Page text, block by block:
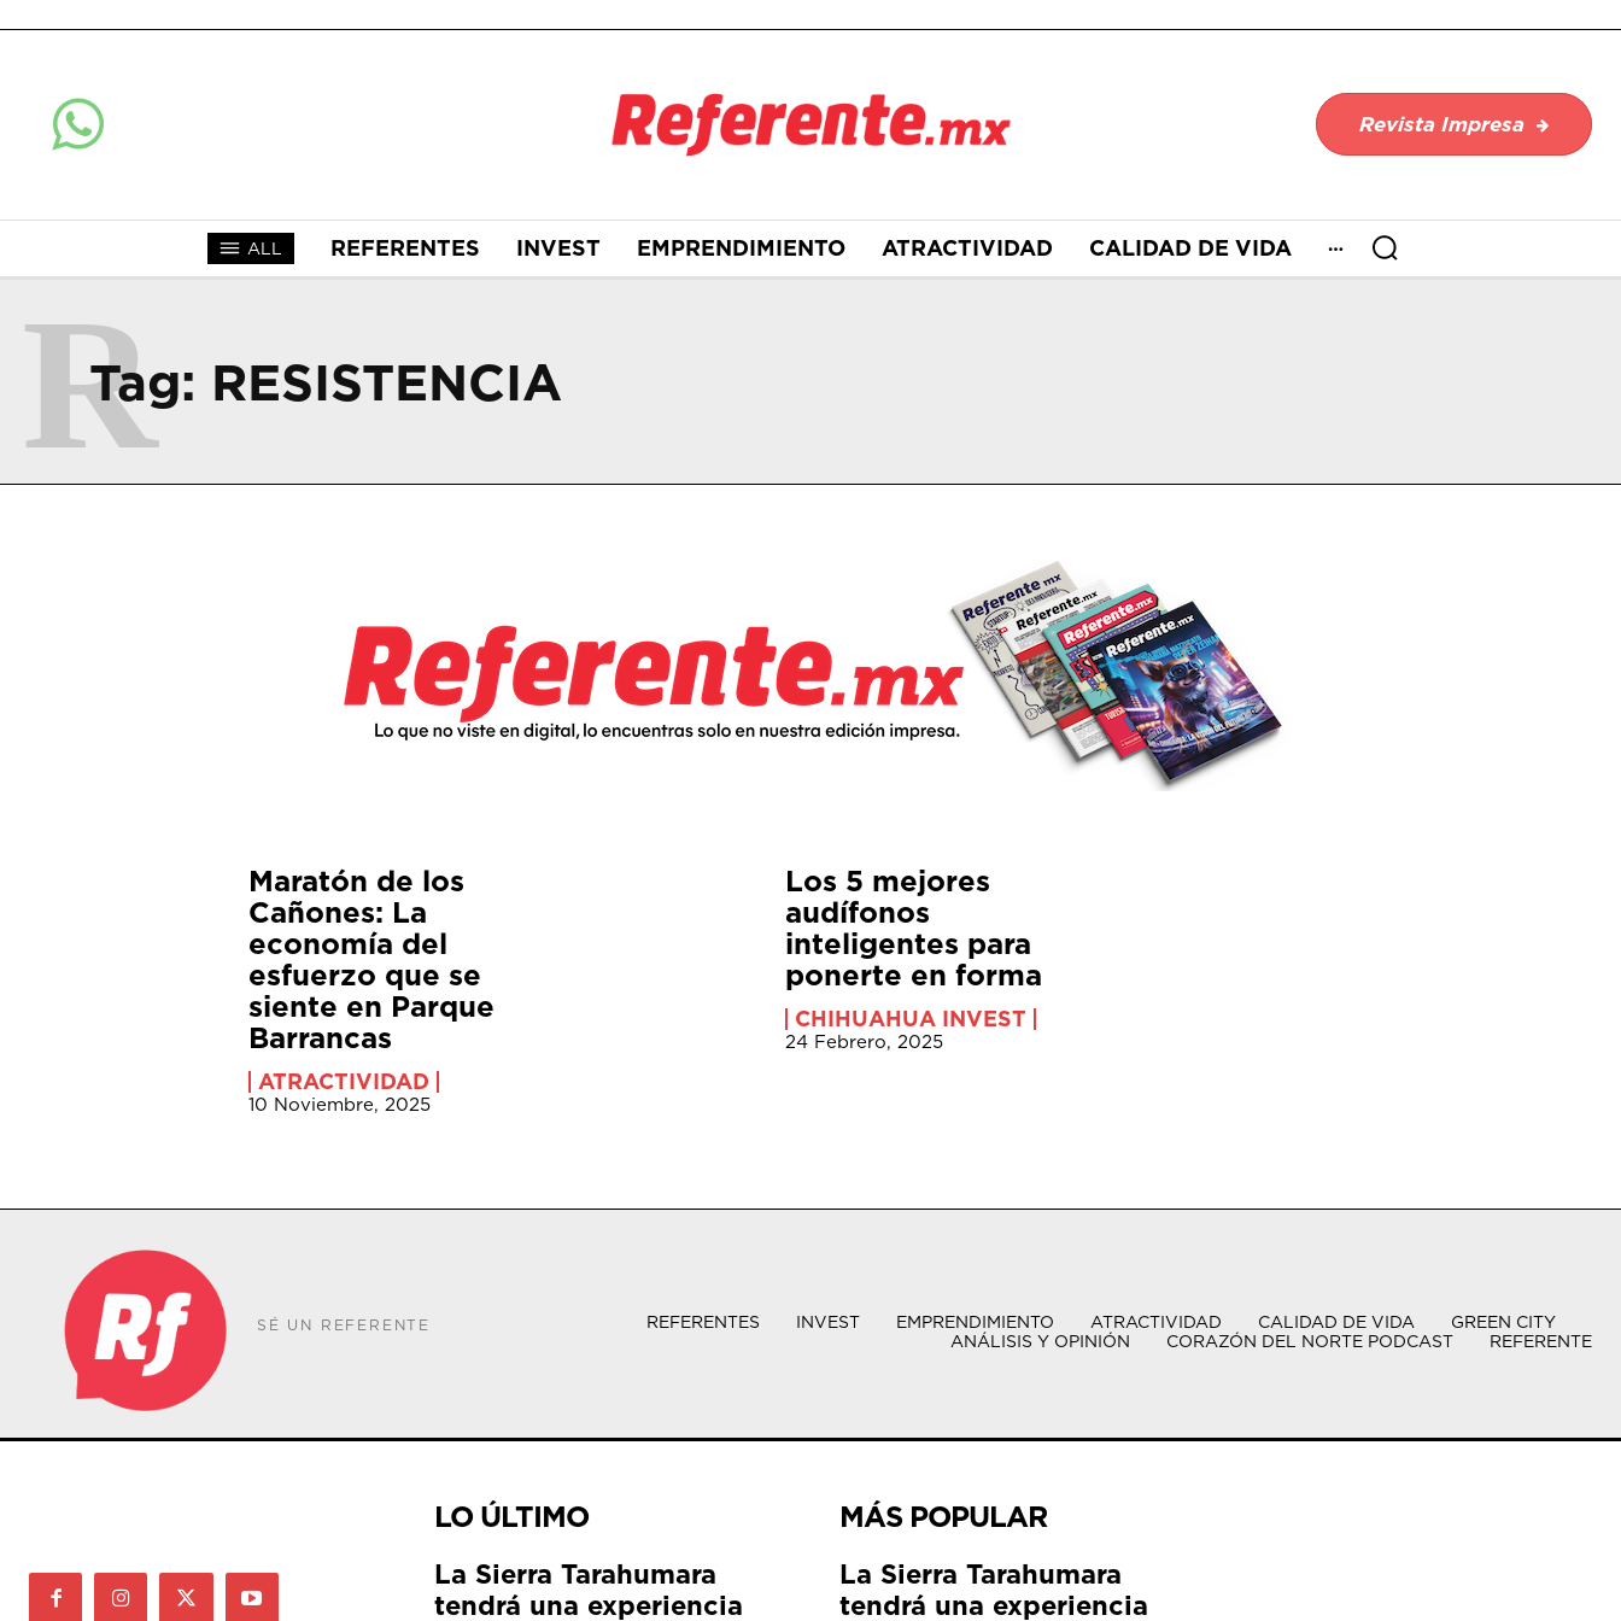
Revista Impresa
ALL REFERENTES INVEST EMPRENDIMIENTO ATRACTIVIDAD CALIDAD DE VIDA
Tag: RESISTENCIA
R
Maratón de los
Cañones: La
economía del
esfuerzo que se
siente en Parque
Barrancas
ATRACTIVIDAD
10 Noviembre, 2025
Los 5 mejores
audífonos
inteligentes para
ponerte en forma
CHIHUAHUA INVEST
24 Febrero, 2025
SÉ UN REFERENTE REFERENTES INVEST EMPRENDIMIENTO ATRACTIVIDAD CALIDAD DE VIDA
GREEN CITY
ANÁLISIS Y OPINIÓN
CORAZÓN DEL NORTE PODCAST REFERENTE
LO ÚLTIMO
La Sierra Tarahumara
tendrá una experiencia
MÁS POPULAR
La Sierra Tarahumara
tendrá una experiencia